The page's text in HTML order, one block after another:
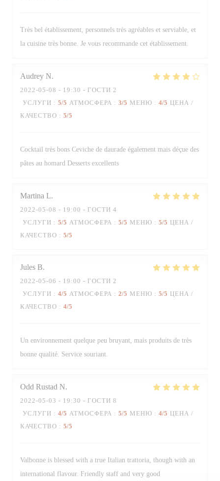
Très bel établissement, personnels très agréables et serviable, et
la cuisine très bonne. Je vous recommande cet établissement.
Audrey N
2022-05-08 - 19:30 - ГОСТИ 2
УСЛУГИ : 5/5 АТМОСФЕРА : 3/5 МЕНЮ : 4/5 ЦЕНА /
КАЧЕСТВО : 5/5
Cocktail très bons Ceviche de daurade également mais déçue des
pâtes au homard Desserts excellents
Martina L
2022-05-08 - 19:00 - ГОСТИ 4
УСЛУГИ : 5/5 АТМОСФЕРА : 5/5 МЕНЮ : 5/5 ЦЕНА /
КАЧЕСТВО : 5/5
Jules B
2022-05-06 - 19:00 - ГОСТИ 2
УСЛУГИ : 4/5 АТМОСФЕРА : 2/5 МЕНЮ : 5/5 ЦЕНА /
КАЧЕСТВО : 4/5
Un environnement quelque peu bruyant, mais produits de très
bonne qualité. Service souriant.
Odd Rustad N
2022-05-03 - 19:30 - ГОСТИ 8
УСЛУГИ : 4/5 АТМОСФЕРА : 5/5 МЕНЮ : 4/5 ЦЕНА /
КАЧЕСТВО : 5/5
Valbonne is blessed with a true Italian trattoria, though with an
international flavour. Friendly staff and very good